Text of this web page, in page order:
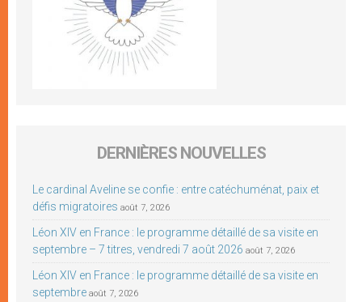
DERNIÈRES NOUVELLES
Le cardinal Aveline se confie : entre catéchuménat, paix et
défis migratoires août 7, 2026
Léon XIV en France : le programme détaillé de sa visite en
septembre – 7 titres, vendredi 7 août 2026 août 7, 2026
Léon XIV en France : le programme détaillé de sa visite en
septembre août 7, 2026